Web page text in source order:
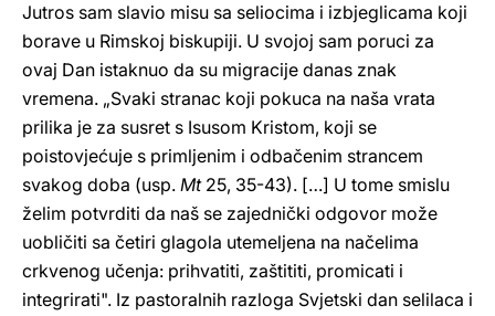
Jutros sam slavio misu sa seliocima i izbjeglicama koji
borave u Rimskoj biskupiji. U svojoj sam poruci za
ovaj Dan istaknuo da su migracije danas znak
vremena. „Svaki stranac koji pokuca na naša vrata
prilika je za susret s Isusom Kristom, koji se
poistovjećuje s primljenim i odbačenim strancem
svakog doba (usp. Mt25, 35-43). […] U tome smislu
želim potvrditi da naš se zajednički odgovor može
uobličiti sa četiri glagola utemeljena na načelima
crkvenog učenja: prihvatiti, zaštititi, promicati i
integrirati". Iz pastoralnih razloga Svjetski dan selilaca i